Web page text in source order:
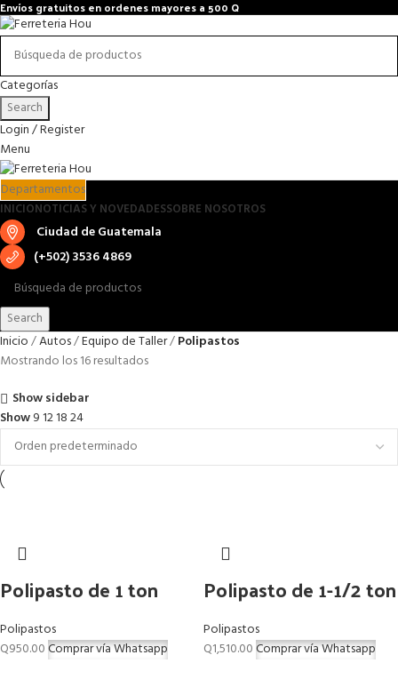
Envíos gratuitos en ordenes mayores a 500 Q
Categorías
Search
Login / Register
Menu
Departamentos
INICIONOTICIAS Y NOVEDADESSOBRE NOSOTROS
Ciudad de Guatemala
(+502) 3536 4869
Search
Inicio Autos Equipo de Taller Polipastos
Mostrando los 16 resultados
Show sidebar
Show9121824
Polipasto de 1 ton
Polipastos
Q950.00Comprar vía Whatsapp
Polipasto de 1-1/2 ton
Polipastos
Q1,510.00Comprar vía Whatsapp